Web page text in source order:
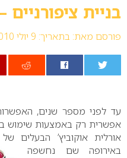
בניית
פורסם מאת: בתאריך: 9 יולי 2010
עד לפני מספר שנים,
אפשרית רק באמצעות שימוש
אורלית אוקוביץ’ הבעלים
באירופה שם נחשפה